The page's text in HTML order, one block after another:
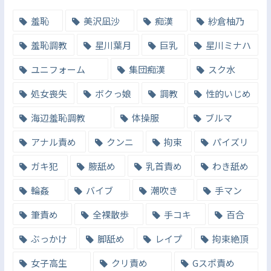
羞恥 美沢凪沙 痴漢
紗倉柚乃
羞恥調教
星川葉月 巨乳
星川ミナハ
ユニフォーム
集団痴漢
スク水
処女喪失
ボクっ娘 調教
性的いじめ
海辺羞恥調教
体操服
ブルマ
アナル責め
クンニ 拘束
パイズリ
ガキ犯
腋舐め 乳首責め
わき舐め
輪姦
バイブ 潮吹き
手マン
筆責め
全裸散歩 手コキ
百合
ぶっかけ
脚舐め レイプ
拘束絶頂
女子高生
クリ責め Gスポ責め